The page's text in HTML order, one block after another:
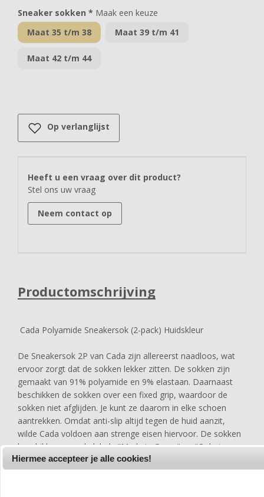
Sneaker sokken * Maak een keuze
Maat 35 t/m 38
Maat 39 t/m 41
Maat 42 t/m 44
Op verlanglijst
Heeft u een vraag over dit product?
Stel ons uw vraag
Neem contact op
Productomschrijving
Cada Polyamide Sneakersok (2-pack) Huidskleur
De Sneakersok 2P van Cada zijn allereerst naadloos, wat
ervoor zorgt dat de sokken lekker zitten. De sokken zijn
gemaakt van 91% polyamide en 9% elastaan. Daarnaast
beschikken de sokken over een fixed grip, waardoor de
sokken niet afglijden. Je kunt ze daarom in elke schoen
aantrekken. Omdat anti-slip altijd tegen de huid aanzit,
wilde Cada voldoen aan strenge eisen hiervoor. De sokken
beschikken over de labels "Made in Green" en "Oekotex
standaard 100" die zijn gegeven door meerdere instituten.
De sokken zijn in meerdere kleuren beschikbaar en hebben
Hiermee accepteer je alle cookies!